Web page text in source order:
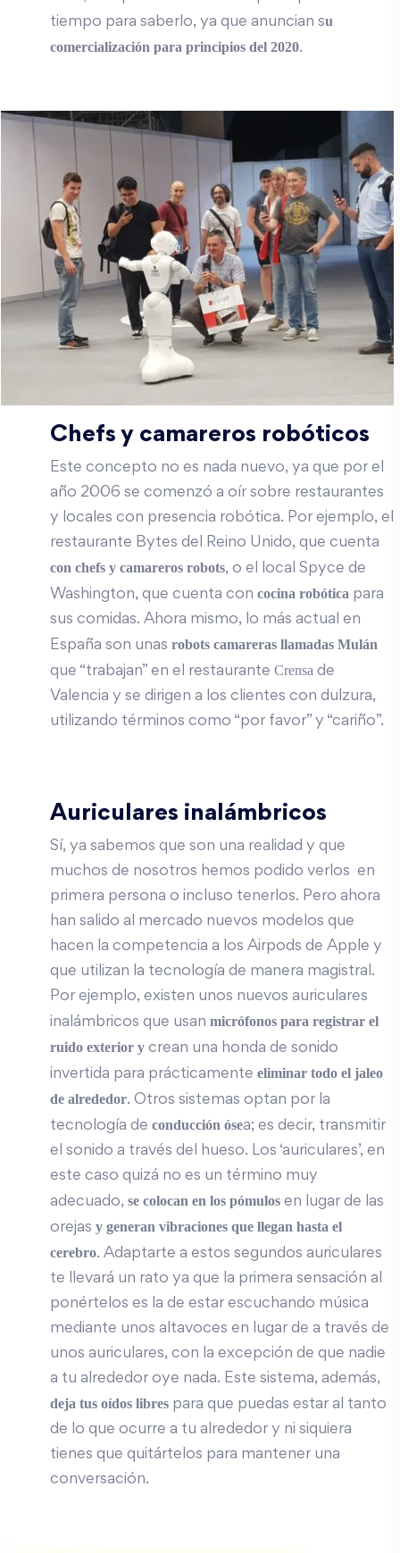
tiempo para saberlo, ya que anuncian su
comercialización para principios del 2020.
Chefs y camareros robóticos
Este concepto no es nada nuevo, ya que por el
año 2006 se comenzó a oír sobre restaurantes
y locales con presencia robótica. Por ejemplo, el
restaurante Bytes del Reino Unido, que cuenta
con chefs y camareros robots, o el local Spyce de
Washington, que cuenta con cocina robótica para
sus comidas. Ahora mismo, lo más actual en
España son unas robots camareras llamadas Mulán
que “trabajan” en el restaurante Crensa de
Valencia y se dirigen a los clientes con dulzura,
utilizando términos como “por favor” y “cariño”.
Auriculares inalámbricos
Sí, ya sabemos que son una realidad y que
muchos de nosotros hemos podido verlos en
primera persona o incluso tenerlos. Pero ahora
han salido al mercado nuevos modelos que
hacen la competencia a los Airpods de Apple y
que utilizan la tecnología de manera magistral.
Por ejemplo, existen unos nuevos auriculares
inalámbricos que usan micrófonos para registrar el
ruido exterior y crean una honda de sonido
invertida para prácticamente eliminar todo el jaleo
de alrededor. Otros sistemas optan por la
tecnología de conducción ósea; es decir, transmitir
el sonido a través del hueso. Los ‘auriculares’, en
este caso quizá no es un término muy
adecuado, se colocan en los pómulos en lugar de las
orejas y generan vibraciones que llegan hasta el
cerebro. Adaptarte a estos segundos auriculares
te llevará un rato ya que la primera sensación al
ponértelos es la de estar escuchando música
mediante unos altavoces en lugar de a través de
unos auriculares, con la excepción de que nadie
a tu alrededor oye nada. Este sistema, además,
deja tus oídos libres para que puedas estar al tanto
de lo que ocurre a tu alrededor y ni siquiera
tienes que quitártelos para mantener una
conversación.